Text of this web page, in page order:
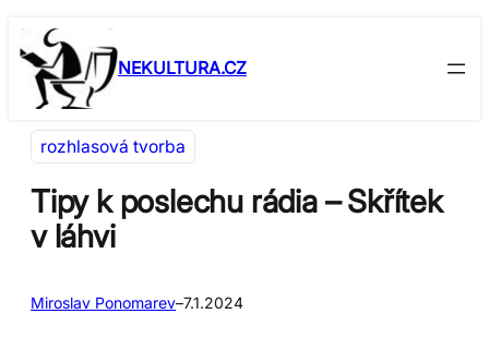
Přeskočit
na
obsah
Skip
to
content
NEKULTURA.CZ
rozhlasová tvorba
Tipy k poslechu rádia – Skřítek
v láhvi
Miroslav Ponomarev–7.1.2024